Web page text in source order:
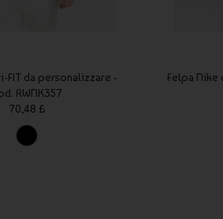
FIT da personalizzare -
RWNK357
70,48 £
Felpa Nike